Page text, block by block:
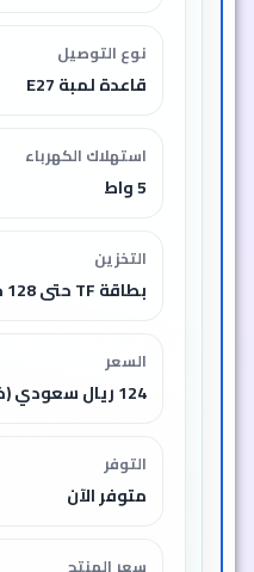
نوع التوصيل
قاعدة لمبة E27
استهلاك الكهرباء
5 واط
التخزين
بطاقة TF حتى 128 جيجا أو سحابي
السعر
124 ريال سعودي (خصم 50%)
التوفر
متوفر الآن